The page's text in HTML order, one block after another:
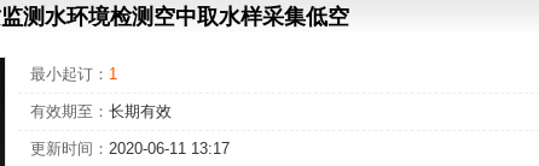
测水环境检测空中取水样采集低空
最小起订： 1
有效期至： 长期有效
更新时间： 2020-06-11 13:17